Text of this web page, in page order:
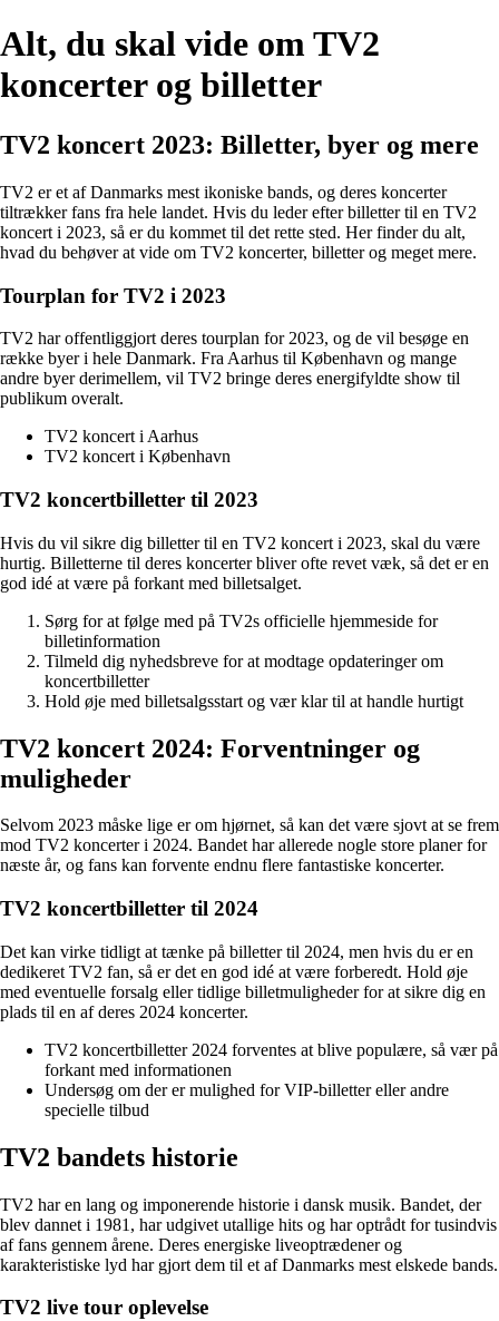
Alt, du skal vide om TV2
koncerter og billetter
TV2 koncert 2023: Billetter, byer og mere
TV2 er et af Danmarks mest ikoniske bands, og deres koncerter
tiltrækker fans fra hele landet. Hvis du leder efter billetter til en TV2
koncert i 2023, så er du kommet til det rette sted. Her finder du alt,
hvad du behøver at vide om TV2 koncerter, billetter og meget mere.
Tourplan for TV2 i 2023
TV2 har offentliggjort deres tourplan for 2023, og de vil besøge en
række byer i hele Danmark. Fra Aarhus til København og mange
andre byer derimellem, vil TV2 bringe deres energifyldte show til
publikum overalt.
TV2 koncert i Aarhus
TV2 koncert i København
TV2 koncertbilletter til 2023
Hvis du vil sikre dig billetter til en TV2 koncert i 2023, skal du være
hurtig. Billetterne til deres koncerter bliver ofte revet væk, så det er en
god idé at være på forkant med billetsalget.
Sørg for at følge med på TV2s officielle hjemmeside for
billetinformation
Tilmeld dig nyhedsbreve for at modtage opdateringer om
koncertbilletter
Hold øje med billetsalgsstart og vær klar til at handle hurtigt
TV2 koncert 2024: Forventninger og
muligheder
Selvom 2023 måske lige er om hjørnet, så kan det være sjovt at se frem
mod TV2 koncerter i 2024. Bandet har allerede nogle store planer for
næste år, og fans kan forvente endnu flere fantastiske koncerter.
TV2 koncertbilletter til 2024
Det kan virke tidligt at tænke på billetter til 2024, men hvis du er en
dedikeret TV2 fan, så er det en god idé at være forberedt. Hold øje
med eventuelle forsalg eller tidlige billetmuligheder for at sikre dig en
plads til en af deres 2024 koncerter.
TV2 koncertbilletter 2024 forventes at blive populære, så vær på
forkant med informationen
Undersøg om der er mulighed for VIP-billetter eller andre
specielle tilbud
TV2 bandets historie
TV2 har en lang og imponerende historie i dansk musik. Bandet, der
blev dannet i 1981, har udgivet utallige hits og har optrådt for tusindvis
af fans gennem årene. Deres energiske liveoptrædener og
karakteristiske lyd har gjort dem til et af Danmarks mest elskede bands.
TV2 live tour oplevelse